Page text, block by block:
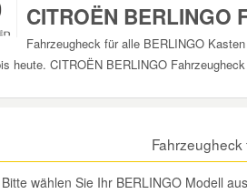
CITROËN BERLINGO
Fahrzeugheck für alle BERLINGO
heute. CITROËN BERLINGO
Fahrzeugheck
Bitte wählen Sie Ihr BERLINGO Modell